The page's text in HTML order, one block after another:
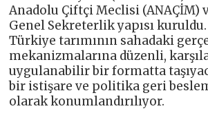
Anadolu Çiftçi Meclisi (ANAÇİM)
Genel Sekreterlik yapısı
Türkiye tarımının sahadaki
mekanizmalarına düzenli,
uygulanabilir bir formatta
bir istişare ve politika geri
olarak konumlandırılıyor.